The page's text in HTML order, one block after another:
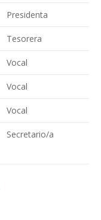
Presidenta
Tesorera
Vocal
Vocal
Vocal
Secretario/a